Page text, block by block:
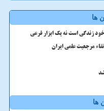
ها
خود زندگی است نه یک ابزار فرعی
مرجعیت علمی ایران
ها